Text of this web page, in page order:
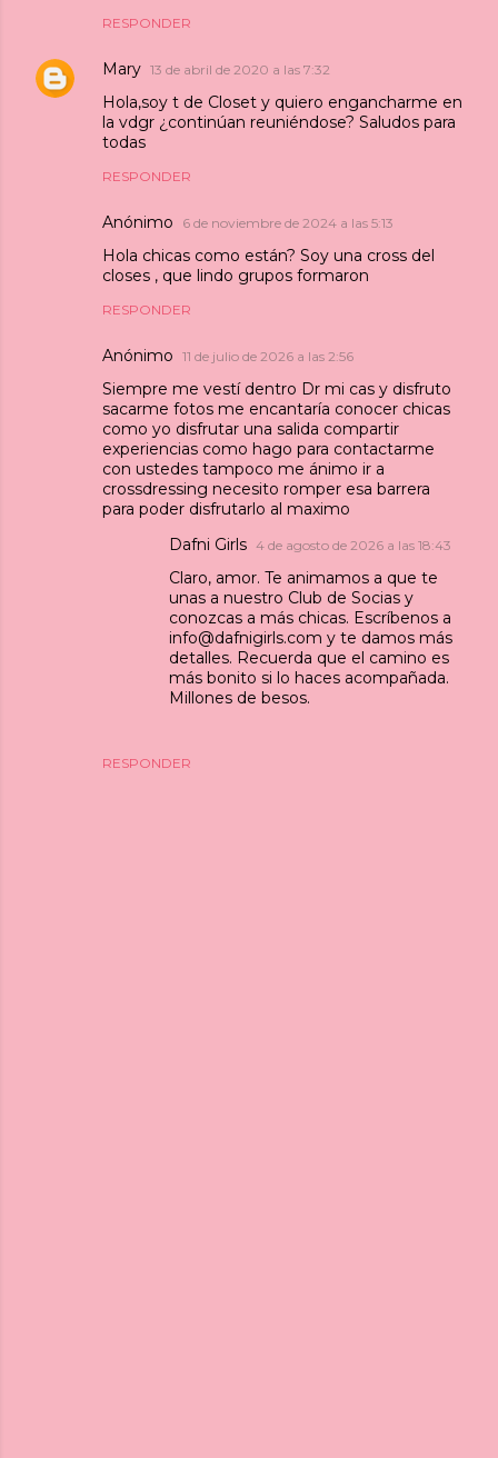
RESPONDER
Mary 13 de abril de 2020 a las 7:32
Hola,soy t de Closet y quiero engancharme en
la vdgr ¿continúan reuniéndose? Saludos para
todas
RESPONDER
Anónimo 6 de noviembre de 2024 a las 5:13
Hola chicas como están? Soy una cross del
closes , que lindo grupos formaron
RESPONDER
Anónimo 11 de julio de 2026 a las 2:56
Siempre me vestí dentro Dr mi cas y disfruto
sacarme fotos me encantaría conocer chicas
como yo disfrutar una salida compartir
experiencias como hago para contactarme
con ustedes tampoco me ánimo ir a
crossdressing necesito romper esa barrera
para poder disfrutarlo al maximo
RESPONDER
Dafni Girls 4 de agosto de 2026 a las 18:43
Claro, amor. Te animamos a que te
unas a nuestro Club de Socias y
conozcas a más chicas. Escríbenos a
info@dafnigirls.com y te damos más
detalles. Recuerda que el camino es
más bonito si lo haces acompañada.
Millones de besos.